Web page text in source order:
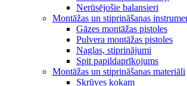
Nerūsējošie balansieri
Montāžas un stiprināšanas
Gāzes montāžas pistoles
Pulvera montāžas pistoles
Naglas, stiprinājumi
Spit papildaprīkojums
Montāžas un stiprināšanas materiāli
Skrūves kokam